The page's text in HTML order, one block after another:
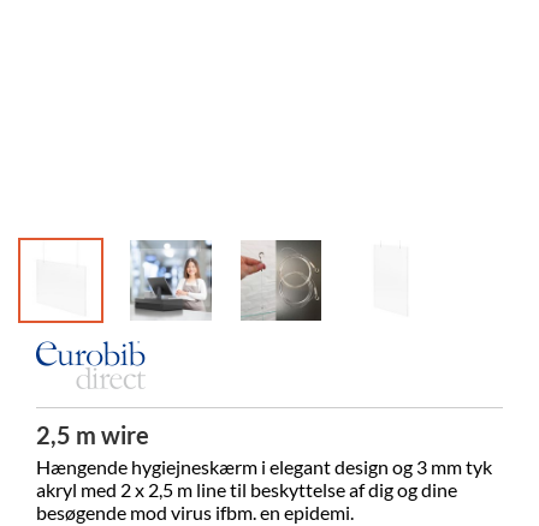
2,5 m wire
Hængende hygiejneskærm i elegant design og 3 mm tyk
akryl med 2 x 2,5 m line til beskyttelse af dig og dine
besøgende mod virus ifbm. en epidemi.